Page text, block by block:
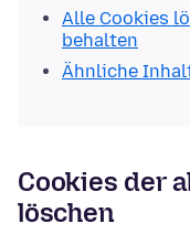
Alle Cookies
behalten
Ähnliche
Cookies der
löschen